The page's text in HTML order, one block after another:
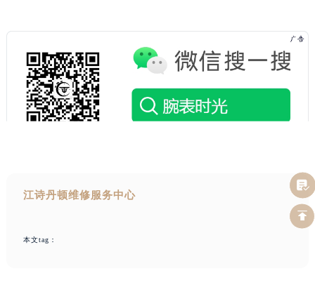
江诗丹顿维修服务中心
本文tag：